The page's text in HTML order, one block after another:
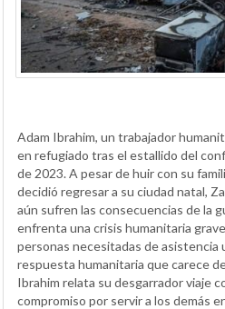
Adam Ibrahim, un trabajador
en refugiado tras el estallido del
de 2023. A pesar de huir con su
decidió regresar a su ciudad natal,
aún sufren las consecuencias de la
enfrenta una crisis humanitaria
personas necesitadas de asistencia
respuesta humanitaria que carece
Ibrahim relata su desgarrador viaje
compromiso por servir a los demás